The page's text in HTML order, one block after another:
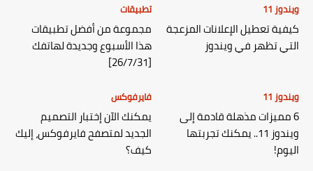
ويندوز 11
كيفية تعطيل الإعلانات المزعجة
التي تظهر في ويندوز
تطبيقات
مجموعة من أفضل تطبيقات
هذا الأسبوع وجديدة لهاتفك
[26/7/31]
ويندوز 11
6 مميزات مذهلة قادمة إلى
ويندوز 11.. يمكنك تجربتها
اليوم!
فايرفوكس
يمكنك الآن إختبار التصميم
الجديد لمتصفح فايرفوكس، إليك
كيف؟